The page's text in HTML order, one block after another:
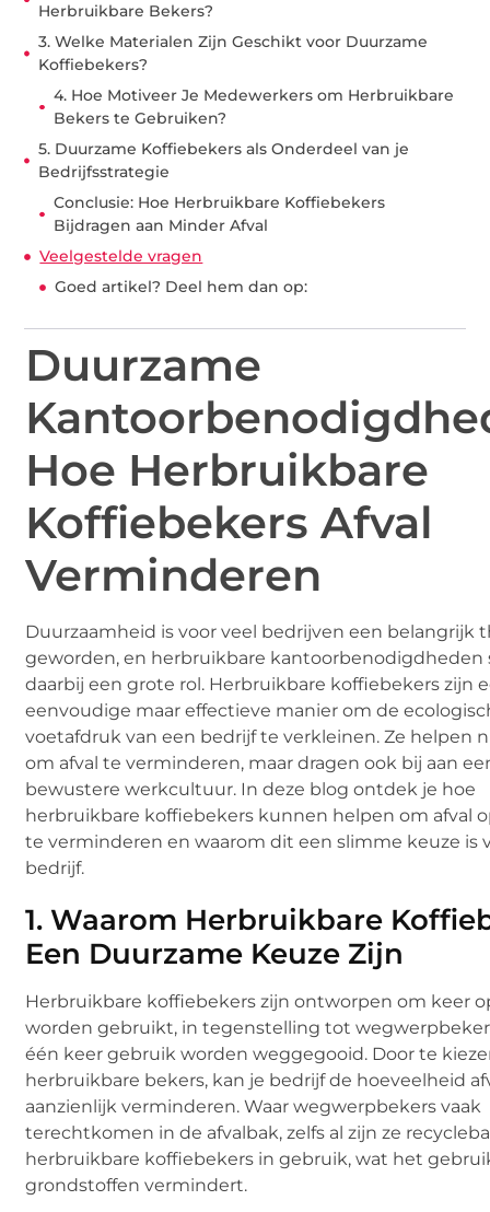
Herbruikbare Bekers?
3. Welke Materialen Zijn Geschikt voor Duurzame
Koffiebekers?
4. Hoe Motiveer Je Medewerkers om Herbruikbare
Bekers te Gebruiken?
5. Duurzame Koffiebekers als Onderdeel van je
Bedrijfsstrategie
Conclusie: Hoe Herbruikbare Koffiebekers
Bijdragen aan Minder Afval
Veelgestelde vragen
Goed artikel? Deel hem dan op:
Duurzame
Hoe Herbruikbare
Koffiebekers Afval
Verminderen
Duurzaamheid is voor veel bedrijven een belangrijk
geworden, en herbruikbare kantoorbenodigdheden
daarbij een grote rol. Herbruikbare koffiebekers zijn
eenvoudige maar effectieve manier om de
voetafdruk van een bedrijf te verkleinen. Ze helpen
om afval te verminderen, maar dragen ook bij aan
bewustere werkcultuur. In deze blog ontdek je hoe
herbruikbare koffiebekers kunnen helpen om afval
te verminderen en waarom dit een slimme keuze is
bedrijf.
1. Waarom Herbruikbare
Een Duurzame Keuze Zijn
Herbruikbare koffiebekers zijn ontworpen om keer
worden gebruikt, in tegenstelling tot
één keer gebruik worden weggegooid. Door te
herbruikbare bekers, kan je bedrijf de hoeveelheid
aanzienlijk verminderen. Waar wegwerpbekers vaak
terechtkomen in de afvalbak, zelfs al zijn ze
herbruikbare koffiebekers in gebruik, wat het
grondstoffen vermindert.